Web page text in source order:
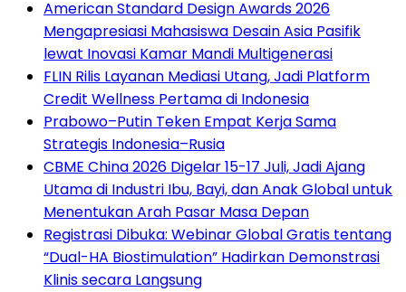
American Standard Design Awards 2026
Mengapresiasi Mahasiswa Desain Asia Pasifik
lewat Inovasi Kamar Mandi Multigenerasi
FLIN Rilis Layanan Mediasi Utang, Jadi Platform
Credit Wellness Pertama di Indonesia
Prabowo–Putin Teken Empat Kerja Sama
Strategis Indonesia–Rusia
CBME China 2026 Digelar 15-17 Juli, Jadi Ajang
Utama di Industri Ibu, Bayi, dan Anak Global untuk
Menentukan Arah Pasar Masa Depan
Registrasi Dibuka: Webinar Global Gratis tentang
“Dual-HA Biostimulation” Hadirkan Demonstrasi
Klinis secara Langsung